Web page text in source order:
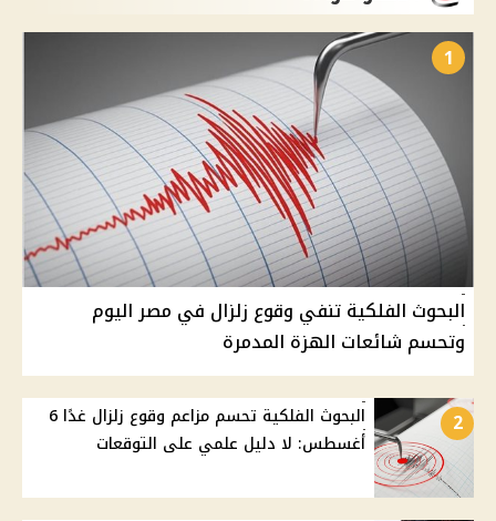
1
البحوث الفلكية تنفي وقوع زلزال في مصر اليوم
وتحسم شائعات الهزة المدمرة
2
البحوث الفلكية تحسم مزاعم وقوع زلزال غدًا 6
أغسطس: لا دليل علمي على التوقعات